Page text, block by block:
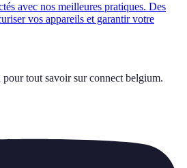
avec nos meilleures pratiques. Des
vos appareils et garantir votre
tout savoir sur connect belgium.